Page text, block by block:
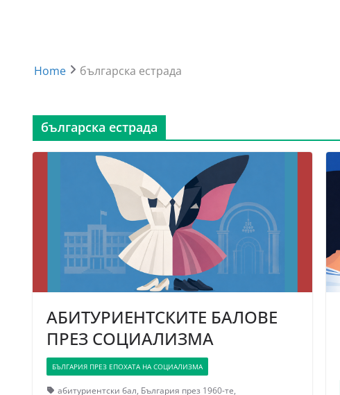
Home българска естрада
българска естрада
АБИТУРИЕНТСКИТЕ БАЛОВЕ
ПРЕЗ СОЦИАЛИЗМА
БЪЛГАРИЯ ПРЕЗ ЕПОХАТА НА СОЦИАЛИЗМА
абитуриентски бал, България през 1960-те,